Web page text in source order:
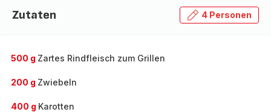
Zutaten 4 Personen
500 g Zartes Rindfleisch zum Grillen
200 g Zwiebeln
400 g Karotten